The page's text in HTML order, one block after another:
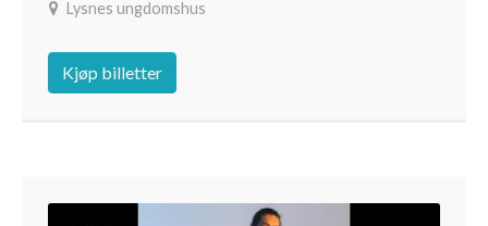
Lysnes ungdomshus
Kjøp billetter